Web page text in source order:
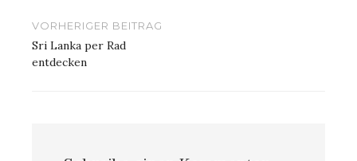
Beitragsnavigation
VORHERIGER BEITRAG
Sri Lanka per Rad
entdecken